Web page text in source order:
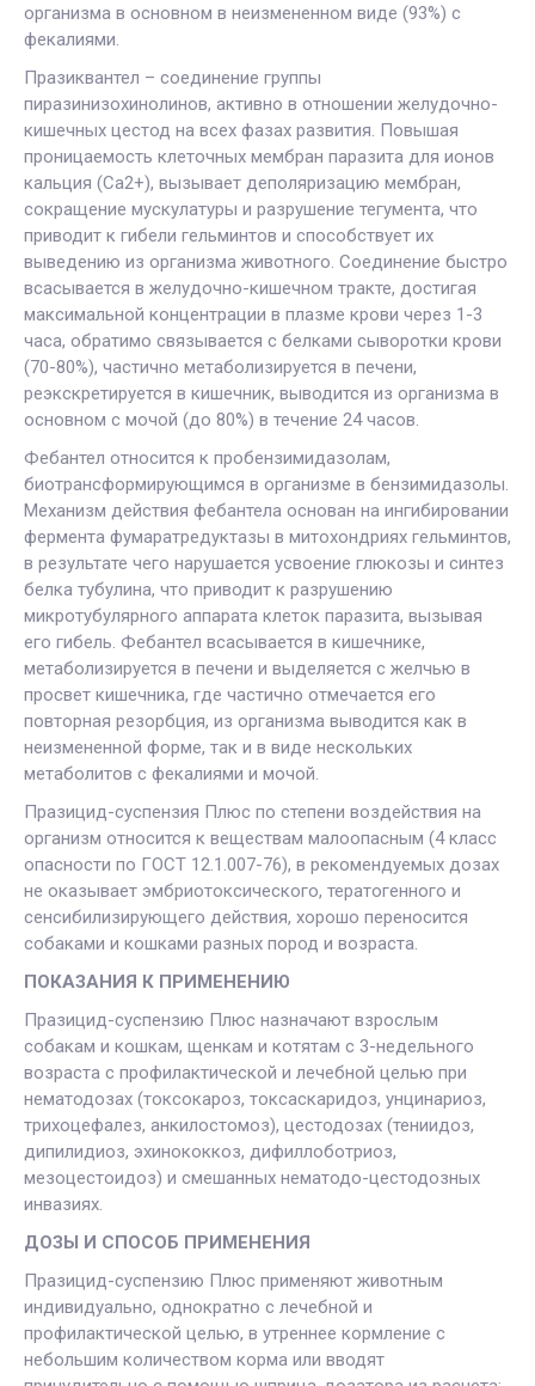
организма в основном в неизмененном виде (93%) с
фекалиями.
Празиквантел – соединение группы
пиразинизохинолинов, активно в отношении желудочно-
кишечных цестод на всех фазах развития. Повышая
проницаемость клеточных мембран паразита для ионов
кальция (Ca2+), вызывает деполяризацию мембран,
сокращение мускулатуры и разрушение тегумента, что
приводит к гибели гельминтов и способствует их
выведению из организма животного. Соединение быстро
всасывается в желудочно-кишечном тракте, достигая
максимальной концентрации в плазме крови через 1-3
часа, обратимо связывается с белками сыворотки крови
(70-80%), частично метаболизируется в печени,
реэкскретируется в кишечник, выводится из организма в
основном с мочой (до 80%) в течение 24 часов.
Фебантел относится к пробензимидазолам,
биотрансформирующимся в организме в бензимидазолы.
Механизм действия фебантела основан на ингибировании
фермента фумаратредуктазы в митохондриях гельминтов,
в результате чего нарушается усвоение глюкозы и синтез
белка тубулина, что приводит к разрушению
микротубулярного аппарата клеток паразита, вызывая
его гибель. Фебантел всасывается в кишечнике,
метаболизируется в печени и выделяется с желчью в
просвет кишечника, где частично отмечается его
повторная резорбция, из организма выводится как в
неизмененной форме, так и в виде нескольких
метаболитов с фекалиями и мочой.
Празицид-суспензия Плюс по степени воздействия на
организм относится к веществам малоопасным (4 класс
опасности по ГОСТ 12.1.007-76), в рекомендуемых дозах
не оказывает эмбриотоксического, тератогенного и
сенсибилизирующего действия, хорошо переносится
собаками и кошками разных пород и возраста.
ПОКАЗАНИЯ К ПРИМЕНЕНИЮ
Празицид-суспензию Плюс назначают взрослым
собакам и кошкам, щенкам и котятам с 3-недельного
возраста с профилактической и лечебной целью при
нематодозах (токсокароз, токсаскаридоз, унцинариоз,
трихоцефалез, анкилостомоз), цестодозах (тениидоз,
дипилидиоз, эхинококкоз, дифиллоботриоз,
мезоцестоидоз) и смешанных нематодо-цестодозных
инвазиях.
ДОЗЫ И СПОСОБ ПРИМЕНЕНИЯ
Празицид-суспензию Плюс применяют животным
индивидуально, однократно с лечебной и
профилактической целью, в утреннее кормление с
небольшим количеством корма или вводят